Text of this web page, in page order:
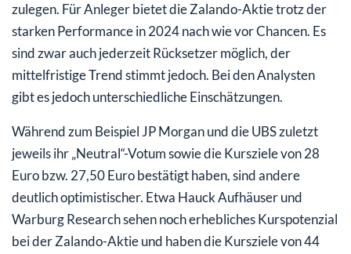
zulegen. Für Anleger bietet die Zalando-Aktie trotz der
starken Performance in 2024 nach wie vor Chancen. Es
sind zwar auch jederzeit Rücksetzer möglich, der
mittelfristige Trend stimmt jedoch. Bei den Analysten
gibt es jedoch unterschiedliche Einschätzungen.
Während zum Beispiel JP Morgan und die UBS zuletzt
jeweils ihr „Neutral“-Votum sowie die Kursziele von 28
Euro bzw. 27,50 Euro bestätigt haben, sind andere
deutlich optimistischer. Etwa Hauck Aufhäuser und
Warburg Research sehen noch erhebliches Kurspotenzial
bei der Zalando-Aktie und haben die Kursziele von 44